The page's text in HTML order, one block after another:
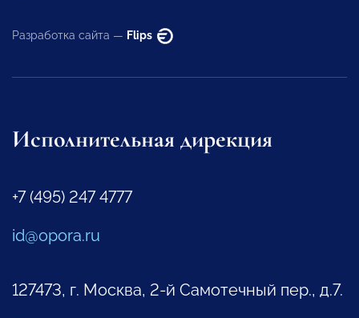
Разработка сайта — Flips
Исполнительная дирекция
+7 (495) 247 4777
id@opora.ru
127473, г. Москва, 2-й Самотечный пер., д.7.